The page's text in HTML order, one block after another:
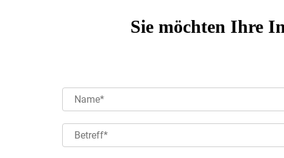
Sie möchten Ihre